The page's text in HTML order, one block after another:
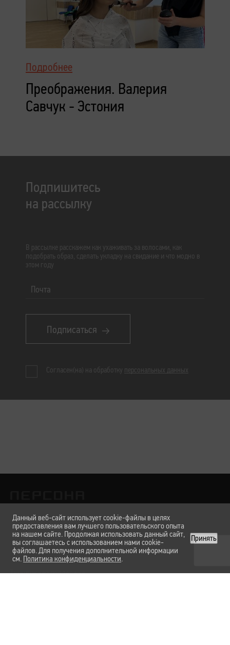
Подробнее
Преображения. Валерия
Савчук - Эстония
Подпишитесь
на рассылку
В рассылке расскажем как ухаживать за волосами, как
подобрать образ, сделать укладку на свидание и что модно в
этом году
Почта
Подписаться
Согласен(на) на обработку персональных данных
Лаборатории Услуги и цены О нас Вакансии Карта сайта
Техническая поддержка
Данный веб-сайт использует cookie-файлы в целях
предоставления вам лучшего пользовательского опыта
на нашем сайте. Продолжая использовать данный сайт,
вы соглашаетесь с использованием нами cookie-
файлов. Для получения дополнительной информации
см. Политика конфиденциальности
Принять